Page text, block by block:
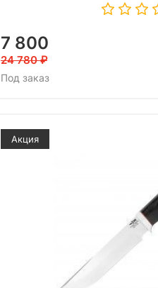
7 800
24 780
Под заказ
Акция